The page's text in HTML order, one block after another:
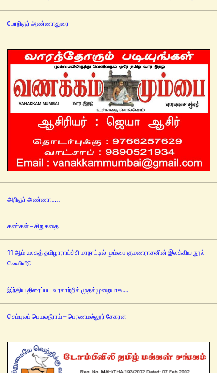
பேரறிஞர் அண்ணாதுரை
அறிஞர் அண்ணா…..
கண்கள் – சிறுகதை
11 ஆம் உலகத் தமிழாராய்ச்சி மாநாட்டில் மும்பை குமணராசனின் இலக்கிய நூல்
வெளியீடு
இந்திய திரைப்பட வரலாற்றில் முதல்முறையாக….
செம்புலப் பெயல்நீராய் – பெரணமல்லூர் சேகரன்